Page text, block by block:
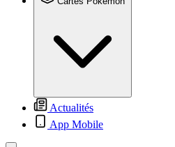
Actualités
App Mobile